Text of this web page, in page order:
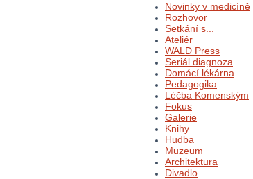
Novinky v medicíně
Rozhovor
Setkání s...
Ateliér
WALD Press
Seriál diagnoza
Domácí lékárna
Pedagogika
Léčba Komenským
Fokus
Galerie
Knihy
Hudba
Muzeum
Architektura
Divadlo